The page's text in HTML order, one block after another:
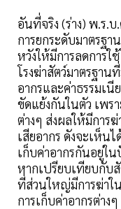
อันที่จริง (ร่าง) พ.ร.
การยกระดับมาตรฐ
หวังให้มีการลดการใ
โรงฆ่าสัตว์มาตรฐา
อากรและค่าธรรมเนี
ขัดแย้งกันในตัว เพร
ต่างๆ ส่งผลให้มีการ
เสียอากร ดังจะเห็น
เก็บค่าอากรกันอยู่ใ
หากเปรียบเทียบกับ
ที่ส่วนใหญ่มีการฆ่าใ
การเก็บค่าอากรต่าง